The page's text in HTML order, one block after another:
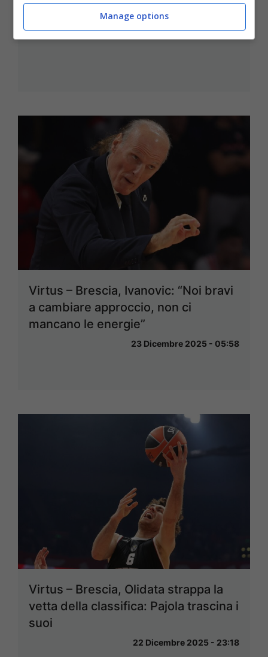
25 Dicembre 2025 - 10:58
Virtus – Brescia, Ivanovic: “Noi bravi
a cambiare approccio, non ci
mancano le energie”
23 Dicembre 2025 - 05:58
Virtus – Brescia, Olidata strappa la
vetta della classifica: Pajola trascina i
suoi
22 Dicembre 2025 - 23:18
Manage options